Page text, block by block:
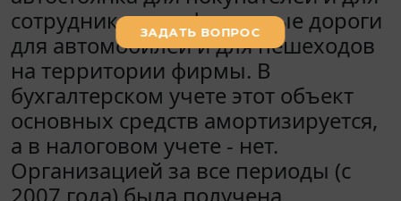
сотрудников и асфальтовые дороги
для автомобилей и для пешеходов
на территории фирмы. В
бухгалтерском учете этот объект
основных средств амортизируется,
а в налоговом учете - нет.
Организацией за все периоды (с
2007 года) была получена